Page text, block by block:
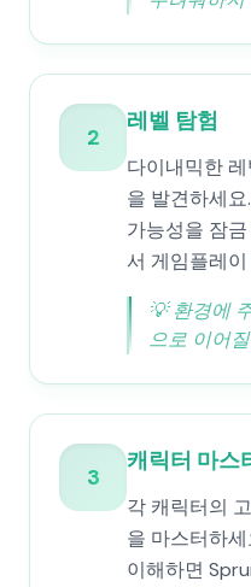
2
레벨 탐험
다이내믹한
을 발견하세
가능성을 잠
서 게임플레
💡환경에
으로 이어
3
캐릭터 마스
각 캐릭터의
을 마스터하
이해하면